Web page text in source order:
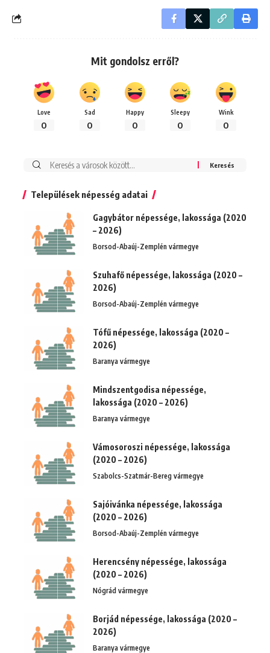
Mit gondolsz erről?
Love
0
Sad
0
Happy
0
Sleepy
0
Wink
0
Keresés:
Települések népesség adatai
Gagybátor népessége, lakossága (2020
– 2026)
Borsod-Abaúj-Zemplén vármegye
Szuhafő népessége, lakossága (2020 –
2026)
Borsod-Abaúj-Zemplén vármegye
Tófű népessége, lakossága (2020 –
2026)
Baranya vármegye
Mindszentgodisa népessége,
lakossága (2020 – 2026)
Baranya vármegye
Vámosoroszi népessége, lakossága
(2020 – 2026)
Szabolcs-Szatmár-Bereg vármegye
Sajóivánka népessége, lakossága
(2020 – 2026)
Borsod-Abaúj-Zemplén vármegye
Herencsény népessége, lakossága
(2020 – 2026)
Nógrád vármegye
Borjád népessége, lakossága (2020 –
2026)
Baranya vármegye